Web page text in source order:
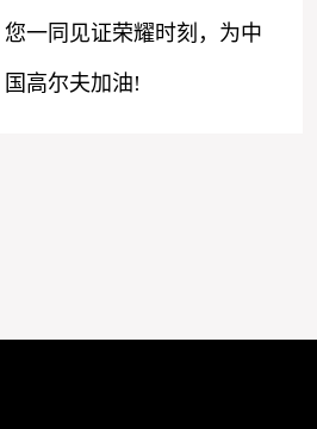
您一同见证荣耀时刻，为中
国高尔夫加油!